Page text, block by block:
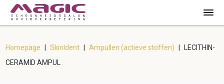
Homepage SkinIdent Ampullen (actieve stoffen)
LECITHIN-
CERAMID AMPUL